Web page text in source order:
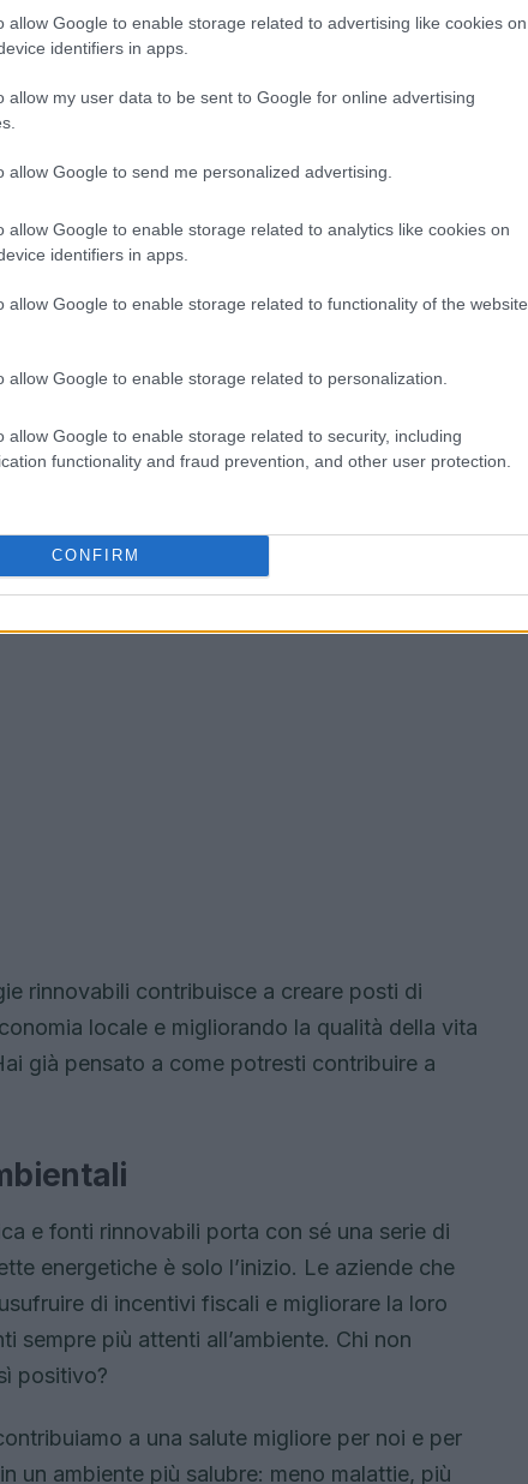
allow Google to enable storage related to advertising like cookies on
identifiers in apps.
allow my user data to be sent to Google for online advertising
allow Google to send me personalized advertising.
allow Google to enable storage related to analytics like cookies on
identifiers in apps.
allow Google to enable storage related to functionality of the website
allow Google to enable storage related to personalization.
allow Google to enable storage related to security, including
functionality and fraud prevention, and other user protection.
CONFIRM
piccoli cambiamenti possono portare a
energetica coinvolge anche le
produttivi, aumentando così la loro
quanto potresti risparmiare iniziando
rinnovabili
semplice passare a fonti di energia
sono solo alcune delle opzioni
della tua casa non è mai stato così
sempre più avanzate. Con queste
dai combustibili fossili, ma hai anche la
Non è fantastico?
rinnovabili contribuisce a creare posti di
locale e migliorando la qualità della vita
già pensato a come potresti contribuire a
e fonti rinnovabili porta con sé una serie di
energetiche è solo l’inizio. Le aziende che
di incentivi fiscali e migliorare la loro
sempre più attenti all’ambiente. Chi non
positivo?
a una salute migliore per noi e per
un ambiente più salubre: meno malattie, più